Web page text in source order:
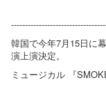
韓国で今年7月15日に
演上演決定。
ミュージカル 『